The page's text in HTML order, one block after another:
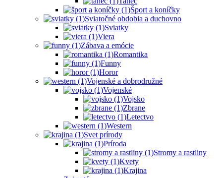
Šport a koníčky
Sviatočné obdobia a duchovno
Sviatky
Viera
Zábava a emócie
Romantika
Funny
Horor
Vojenské a dobrodružné
Vojenské
Vojsko
Zbrane
Letectvo
Western
Svet prírody
Príroda
Stromy a rastliny
Kvety
Krajina